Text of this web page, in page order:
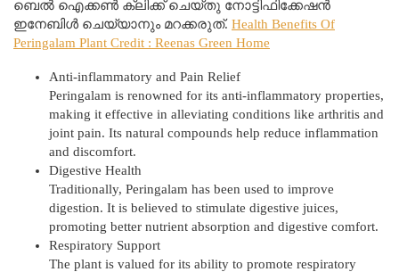
ബെൽ ഐക്കൺ ക്ലിക്ക് ചെയ്തു നോട്ടിഫിക്കേഷൻ
ഇനേബിൾ ചെയ്യാനും മറക്കരുത്. Health Benefits Of
Peringalam Plant Credit : Reenas Green Home
Anti-inflammatory and Pain Relief
Peringalam is renowned for its anti-inflammatory properties,
making it effective in alleviating conditions like arthritis and
joint pain. Its natural compounds help reduce inflammation
and discomfort.
Digestive Health
Traditionally, Peringalam has been used to improve
digestion. It is believed to stimulate digestive juices,
promoting better nutrient absorption and digestive comfort.
Respiratory Support
The plant is valued for its ability to promote respiratory